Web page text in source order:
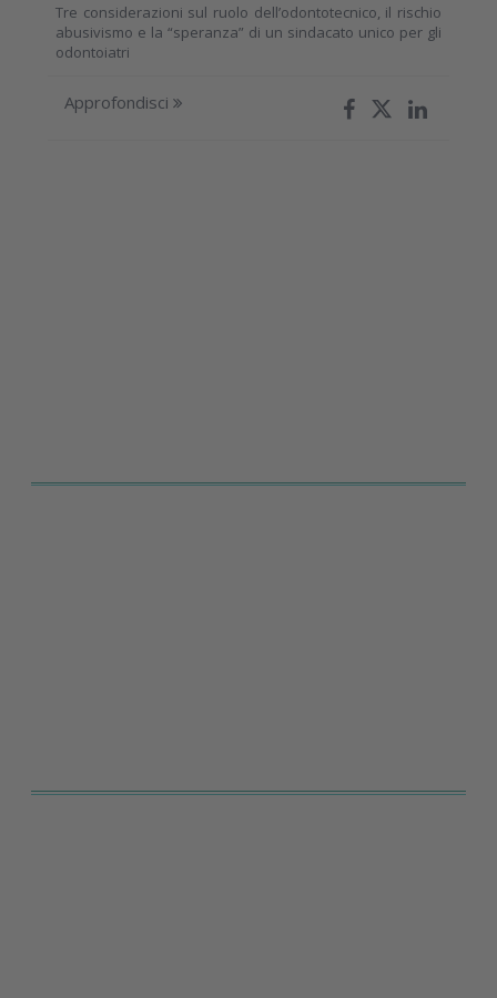
Tre considerazioni sul ruolo dell’odontotecnico, il rischio
abusivismo e la “speranza” di un sindacato unico per gli
odontoiatri
Approfondisci